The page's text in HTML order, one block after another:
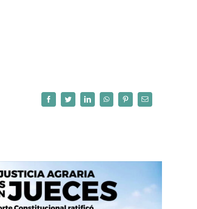
FacebookTwitterLinkedInWhatsAppPinterestCorreo
electrónico